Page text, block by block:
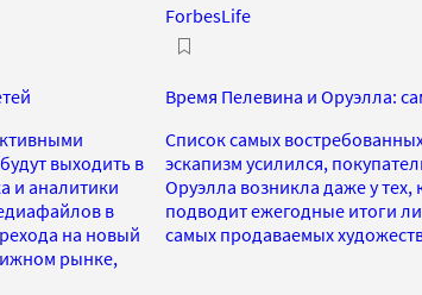
выходить в
и аналитики
в
на новый
рынке,
ForbesLife
Время Пелевина и Оруэлла:
Список самых
эскапизм усилился,
Оруэлла возникла даже у тех,
подводит ежегодные итоги
самых продаваемых